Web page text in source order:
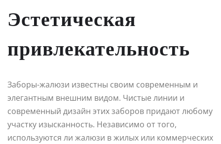
Эстетическая
привлекательность
Заборы-жалюзи известны своим современным и
элегантным внешним видом. Чистые линии и
современный дизайн этих заборов придают любому
участку изысканность. Независимо от того,
используются ли жалюзи в жилых или коммерческих